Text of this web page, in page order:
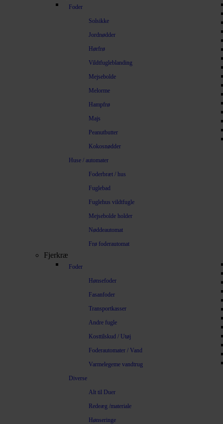
Foder
Solsikke
Jordnødder
Hørfrø
Vildtfugleblanding
Mejsebolde
Melorme
Hampfrø
Majs
Peanutbutter
Kokosnødder
Huse / automater
Foderbræt / hus
Fuglebad
Fuglehus vildtfugle
Mejsebolde holder
Nøddeautomat
Frø foderautomat
Fjerkræ
Foder
Hønsefoder
Fasanfoder
Transportkasser
Andre fugle
Kosttilskud / Utøj
Foderautomater / Vand
Varmelegeme vandtrug
Diverse
Alt til Duer
Redeæg /materiale
Hønseringe